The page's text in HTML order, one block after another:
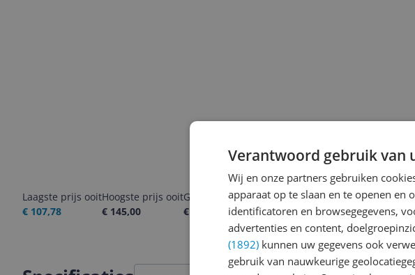
Laagste prijs ooit
€ 107,78
Hoogste prijs ooit
€ 145,00
Goedkoopste nu
€ 131,00
Laatste prijsupdate
06-08-2026
Verantwoord gebruik van
Wij en onze partners gebruiken
apparaat op te slaan en te openen en
identificatoren en browsegegevens,
advertenties en content,
(1892) kunnen uw gegevens ook
gebruik van nauwkeurige